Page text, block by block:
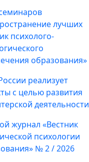
лучших
психолого-
образования»
реализует
с целью развития
деятельности
журнал «Вестник
психологии
№ 2 / 2026